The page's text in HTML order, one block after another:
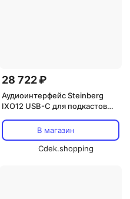
28 722 ₽
Аудиоинтерфейс Steinberg
IXO12 USB-C для подкастов
В магазин
Cdek.shopping